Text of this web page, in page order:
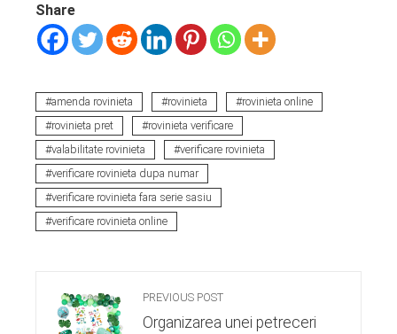
Share
amenda rovinieta rovinieta
rovinieta online
rovinieta pret
rovinieta verificare
valabilitate rovinieta
verificare rovinieta
verificare rovinieta dupa numar
verificare rovinieta fara serie sasiu
verificare rovinieta online
PREVIOUS POST
Organizarea unei petreceri